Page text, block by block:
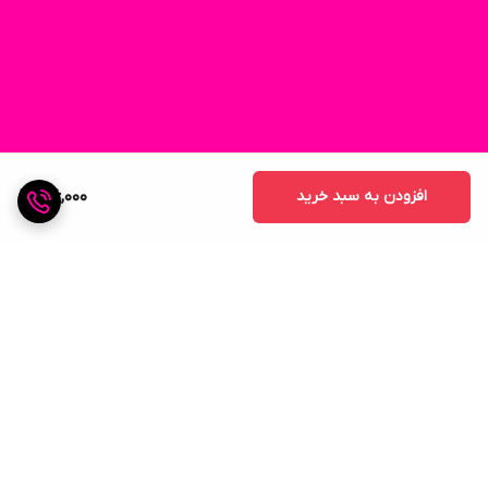
216,000 افزودن به سبد خرید